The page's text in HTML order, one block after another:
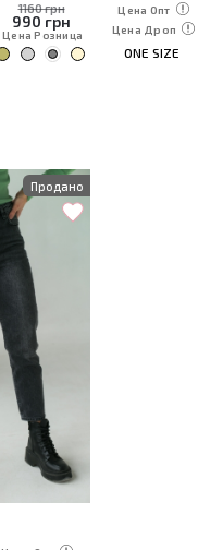
1160 грн
990 грн
Цена Розница
Цена Опт
Цена Дроп
ONE SIZE
Продано